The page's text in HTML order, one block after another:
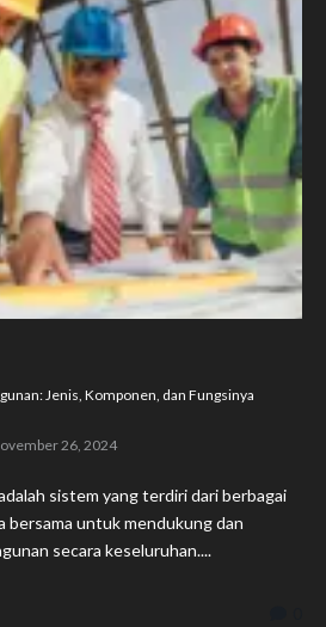
Jenis, Komponen, dan Fungsinya
26, 2024
sistem yang terdiri dari berbagai
bersama untuk mendukung dan
secara keseluruhan....